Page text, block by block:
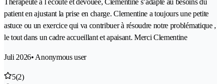
Thérapeute à l écoute et dévouée, Clementine s’adapte au besoins du
patient en ajustant la prise en charge. Clementine a toujours une petite
astuce ou un exercice qui va contribuer à résoudre notre problématique ,
le tout dans un cadre accueillant et apaisant. Merci Clementine
Juli 2026• Anonymous user
5(2)